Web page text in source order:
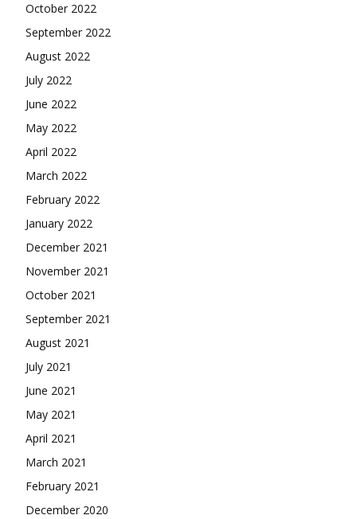
October 2022
September 2022
August 2022
July 2022
June 2022
May 2022
April 2022
March 2022
February 2022
January 2022
December 2021
November 2021
October 2021
September 2021
August 2021
July 2021
June 2021
May 2021
April 2021
March 2021
February 2021
December 2020